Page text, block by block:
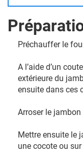
Préchauffer le
A l’aide d’un
extérieure du
ensuite dans ces
Arroser le
Mettre ensuite le
une cocote ou